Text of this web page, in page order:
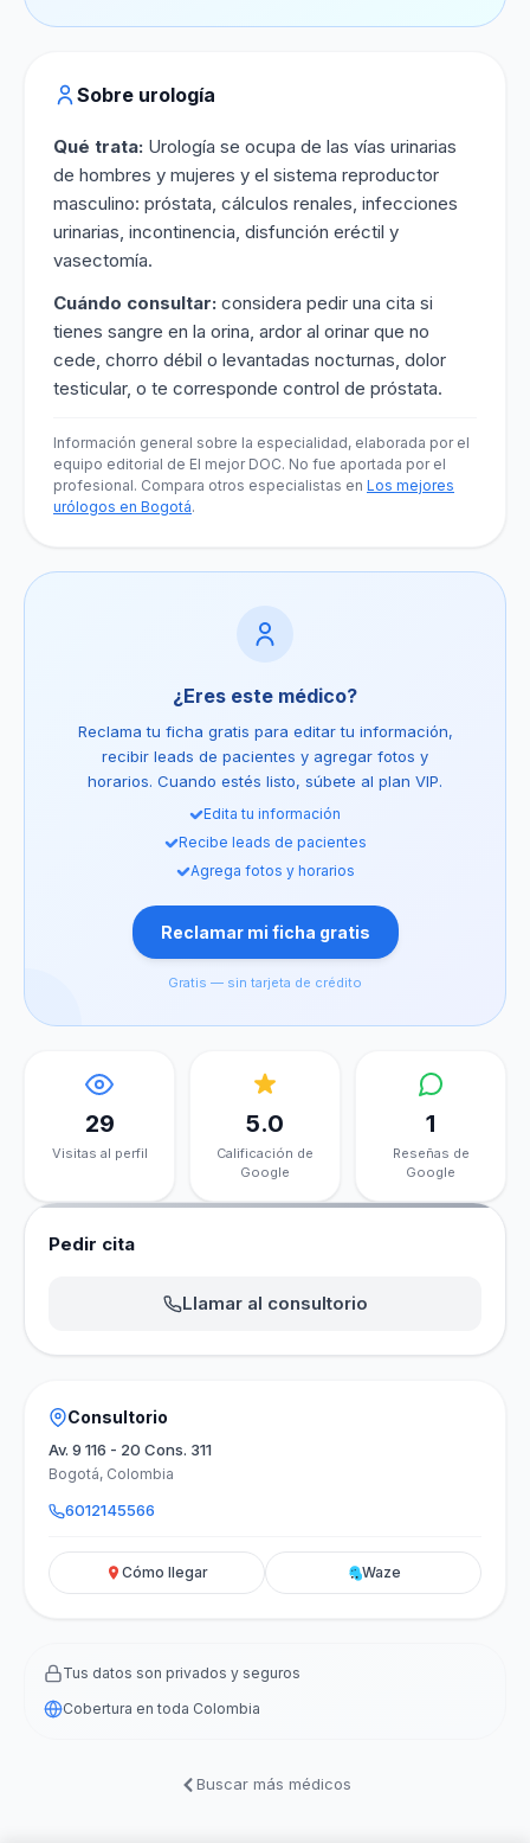
Sobre urología
Qué trata: Urología se ocupa de las vías urinarias
de hombres y mujeres y el sistema reproductor
masculino: próstata, cálculos renales, infecciones
urinarias, incontinencia, disfunción eréctil y
vasectomía.
Cuándo consultar: considera pedir una cita si
tienes sangre en la orina, ardor al orinar que no
cede, chorro débil o levantadas nocturnas, dolor
testicular, o te corresponde control de próstata.
Información general sobre la especialidad, elaborada por el
equipo editorial de El mejor DOC. No fue aportada por el
profesional. Compara otros especialistas en Los mejores
urólogos en Bogotá.
¿Eres este médico?
Reclama tu ficha gratis para editar tu información,
recibir leads de pacientes y agregar fotos y
horarios. Cuando estés listo, súbete al plan VIP.
Edita tu información
Recibe leads de pacientes
Agrega fotos y horarios
Reclamar mi ficha gratis
Gratis — sin tarjeta de crédito
29
Visitas al perfil
5.0
Calificación de
Google
1
Reseñas de
Google
Pedir cita
Llamar al consultorio
Consultorio
Av. 9 116 - 20 Cons. 311
Bogotá, Colombia
6012145566
Cómo llegar Waze
Tus datos son privados y seguros
Cobertura en toda Colombia
Buscar más médicos